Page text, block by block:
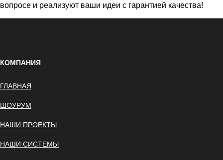
вопросе и реализуют ваши идеи с гарантией качества!
КОМПАНИЯ
ГЛАВНАЯ
ШОУРУМ
НАШИ ПРОЕКТЫ
НАШИ СИСТЕМЫ